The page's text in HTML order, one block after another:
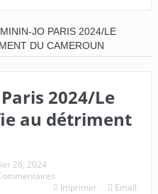
JO PARIS 2024/LE
DU CAMEROUN
2024/Le
au détriment
26, 2024
Imprimer
Email